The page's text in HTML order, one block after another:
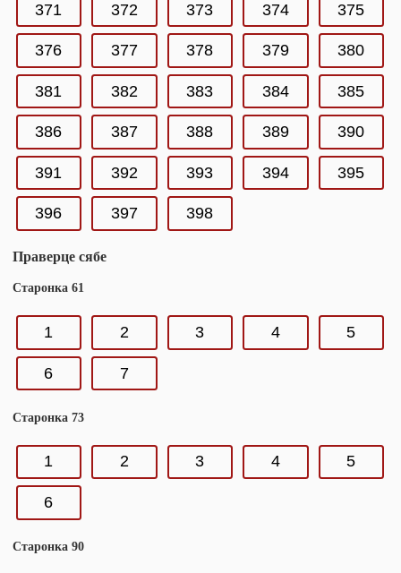
371 372 373 374 375
376 377 378 379 380
381 382 383 384 385
386 387 388 389 390
391 392 393 394 395
396 397 398
Праверце сябе
Старонка 61
1 2 3 4 5
6 7
Старонка 73
1 2 3 4 5
6
Старонка 90